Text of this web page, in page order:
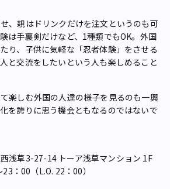
、親はドリンクだけを注文というのも可
は手裏剣だけなど、1種類でもOK。外国
り、子供に気軽な「忍者体験」をさせる
と交流をしたいという人も楽しめること
楽しむ外国の人達の様子を見るのも一興
を誇りに思う機会ともなるのではないで
浅草3-27-14 トーア浅草マンション 1F
：00（L.O. 22：00）